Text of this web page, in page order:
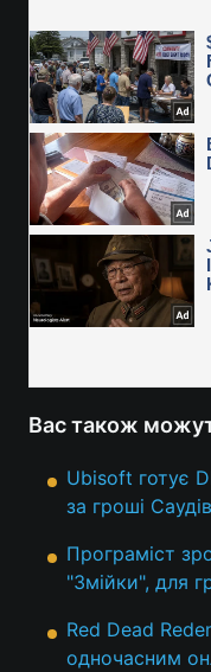
Вас також
Ubisoft готує
за гроші
Програміст
"Змійки", для
Red Dead
одночасним